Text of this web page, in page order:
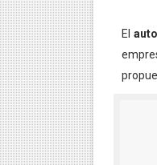
El